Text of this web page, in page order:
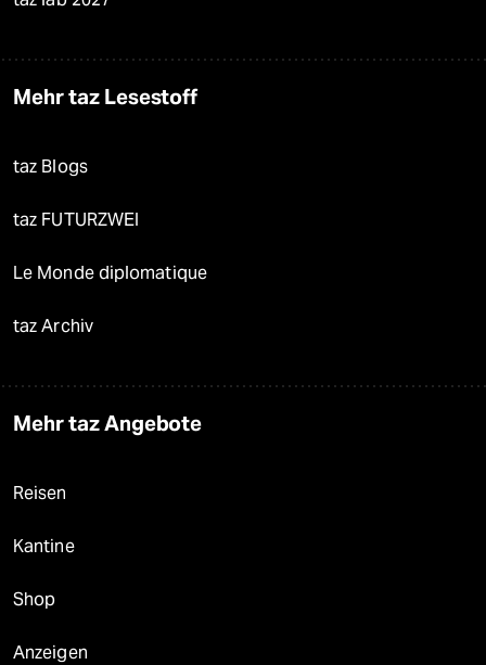
Mehr taz Lesestoff
taz Blogs
taz FUTURZWEI
Le Monde diplomatique
taz Archiv
Mehr taz Angebote
Reisen
Kantine
Shop
Anzeigen